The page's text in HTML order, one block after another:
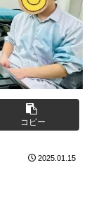
コピー
2025.01.15